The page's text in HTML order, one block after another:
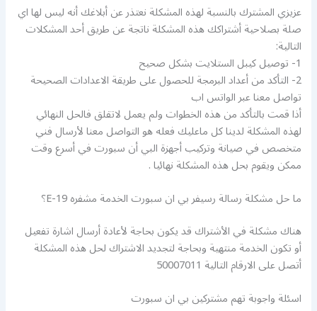
عزيزي المشترك بالنسبة لهذه المشكلة نعتذر عن أبلاغك أنه ليس لها اي
صلة بصلاحية أشتراكك هذه المشكلة ناتجة عن طريق أحد المشكلات
التالية:
1- توصيل كيبل الستلايت بشكل صحيح
2- التأكد من أعداد البرمجة للحصول على طريقة الاعدادات الصحيحة
تواصل معنا عبر الواتس اب
أذا قمت بالتأكد من هذه الخطوات ولم يعمل لاتقلق فالحل النهائي
لهذه المشكلة لدينا كل ماعليك فعله هو التواصل معنا لأرسال فني
متخصص في صيانة وتركيب أجهزة البي أن سبورت في أسرع وقت
ممكن ويقوم بحل هذه المشكلة نهائيا .
ما حل مشكلة رسالة رسيفر بي ان سبورت الخدمة مشفره E-19؟
هناك مشكلة في الأشتراك قد يكون بحاجة لأعادة أرسال اشارة تفعيل
أو تكون الخدمة منتهية وبحاجة لتجديد الاشتراك لحل هذه المشكلة
أتصل على الارقام التالية 50007011
اسئلة واجوبة تهم مشتركين بي ان سبورت